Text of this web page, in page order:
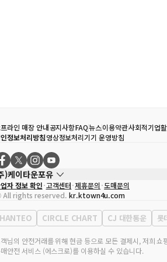
라인 매장 안내공지사항FAQ뉴스이용약관사회적기업
정보처리방침영상정보처리기기 운영방침
)케이타운포유
자
송효민
업자등록번호
120-87-71116
판매업 신고번호 제2011-서울강남-02223
표전화
02-552-9855
자 정보 확인 고객센터 제휴문의 도매문의
rights reserved. kr.ktown4u.com
HANTEO CIRCLE CHART CJ 대한통운 롯
님의 안전거래를 위해 현금 등으로 모든 결제시, 저희 쇼
안전 서비스 (에스크로)를 이용하실 수 있습니다.